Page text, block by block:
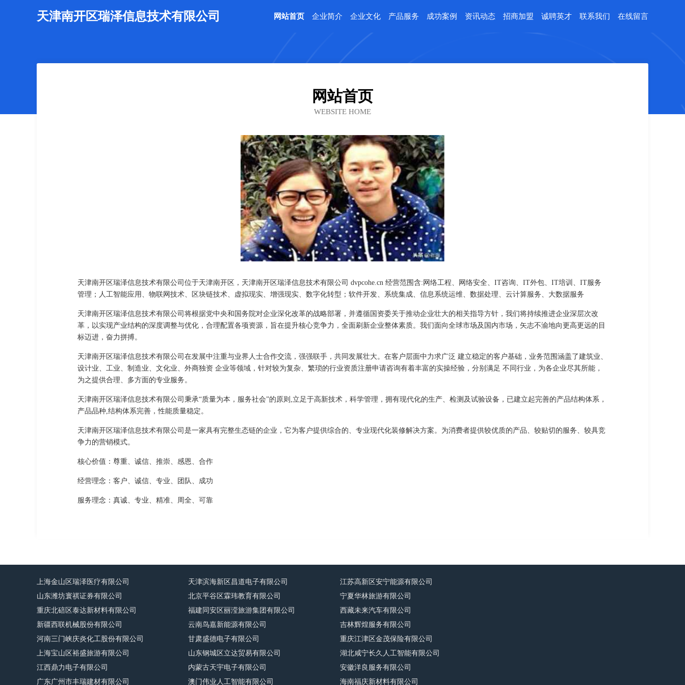
天津南开区瑞泽信息技术有限公司 网站首页 企业简介 企业文化 产品服务 成功案例 资讯动态 招商加盟 诚聘英才 联系我们 在线留言
网站首页
WEBSITE HOME
天津南开区瑞泽信息技术有限公司位于天津南开区，天津南开区瑞泽信息技术有限公司 dvpcohe.cn 经营范围含:网络工程、网络安全、IT咨询、IT外包、IT培训、IT服务
管理；人工智能应用、物联网技术、区块链技术、虚拟现实、增强现实、数字化转型；软件开发、系统集成、信息系统运维、数据处理、云计算服务、大数据服务
天津南开区瑞泽信息技术有限公司将根据党中央和国务院对企业深化改革的战略部署，并遵循国资委关于推动企业壮大的相关指导方针，我们将持续推进企业深层次改
革，以实现产业结构的深度调整与优化，合理配置各项资源，旨在提升核心竞争力，全面刷新企业整体素质。我们面向全球市场及国内市场，矢志不渝地向更高更远的目
标迈进，奋力拼搏。
天津南开区瑞泽信息技术有限公司在发展中注重与业界人士合作交流，强强联手，共同发展壮大。在客户层面中力求广泛 建立稳定的客户基础，业务范围涵盖了建筑业、
设计业、工业、制造业、文化业、外商独资 企业等领域，针对较为复杂、繁琐的行业资质注册申请咨询有着丰富的实操经验，分别满足 不同行业，为各企业尽其所能，
为之提供合理、多方面的专业服务。
天津南开区瑞泽信息技术有限公司秉承“质量为本，服务社会”的原则,立足于高新技术，科学管理，拥有现代化的生产、检测及试验设备，已建立起完善的产品结构体系，
产品品种,结构体系完善，性能质量稳定。
天津南开区瑞泽信息技术有限公司是一家具有完整生态链的企业，它为客户提供综合的、专业现代化装修解决方案。为消费者提供较优质的产品、较贴切的服务、较具竞
争力的营销模式。
核心价值：尊重、诚信、推崇、感恩、合作
经营理念：客户、诚信、专业、团队、成功
服务理念：真诚、专业、精准、周全、可靠
上海金山区瑞泽医疗有限公司 天津滨海新区昌道电子有限公司
江苏高新区安宁能源有限公司
山东潍坊寰祺证券有限公司
北京平谷区霖玮教育有限公司
宁夏华林旅游有限公司
重庆北碚区泰达新材料有限公司
福建同安区丽滢旅游集团有限公司
西藏未来汽车有限公司
新疆西联机械股份有限公司
云南鸟嘉新能源有限公司
吉林辉煌服务有限公司
河南三门峡庆炎化工股份有限公司
甘肃盛德电子有限公司
重庆江津区金茂保险有限公司
上海宝山区裕盛旅游有限公司
山东钢城区立达贸易有限公司
湖北咸宁长久人工智能有限公司
江西鼎力电子有限公司
内蒙古天宇电子有限公司
安徽洋良服务有限公司
广东广州市丰瑞建材有限公司
澳门伟业人工智能有限公司 海南福庆新材料有限公司